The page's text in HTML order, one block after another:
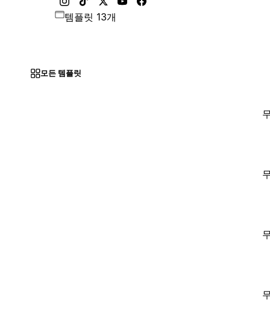
템플릿 13개
모든 템플릿